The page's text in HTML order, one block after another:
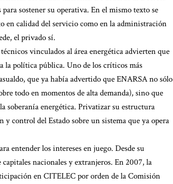
sostener su operativa. En el mismo texto se
en calidad del servicio como en la administración
el privado sí.
vinculados al área energética advierten que
la política pública. Uno de los críticos más
que ya había advertido que ENARSA no sólo
todo en momentos de alta demanda), sino que
soberanía energética. Privatizar su estructura
control del Estado sobre un sistema que ya opera
entender los intereses en juego. Desde su
nacionales y extranjeros. En 2007, la
en CITELEC por orden de la Comisión